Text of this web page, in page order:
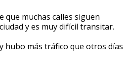
que muchas calles siguen
y es muy difícil transitar.
hubo más tráfico que otros días